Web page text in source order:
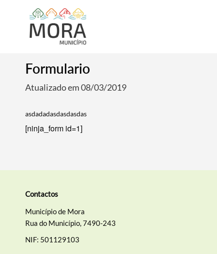
Termo de Pesquisa
Formulario
Atualizado em 08/03/2019
asdadadasdasdasdas
[ninja_form id=1]
Contactos
Município de Mora
Rua do Município, 7490-243
NIF: 501129103